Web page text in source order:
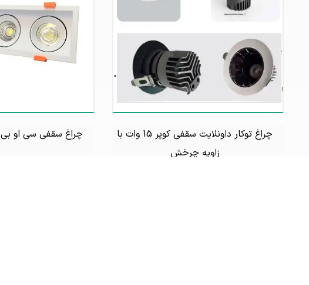
چراغ توکار داونلایت سقفی کوپر 15 وات با
زاویه چرخش
چراغ سقفی سی او بی COB توکار 3 تایی